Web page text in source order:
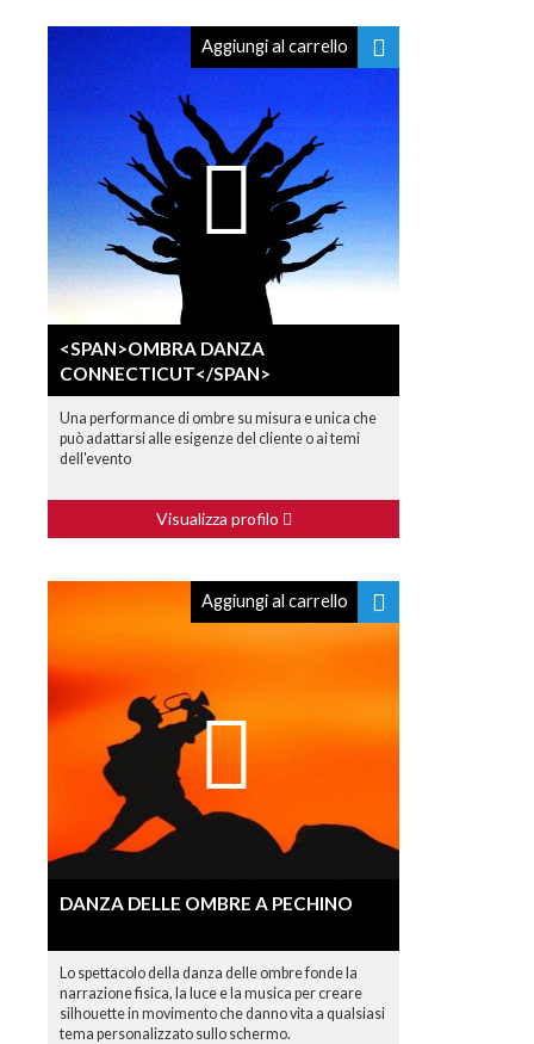
Aggiungi al carrello
<SPAN>OMBRA DANZA
CONNECTICUT</SPAN>
Una performance di ombre su misura e unica che
può adattarsi alle esigenze del cliente o ai temi
dell'evento
Visualizza profilo
Aggiungi al carrello
DANZA DELLE OMBRE A PECHINO
Lo spettacolo della danza delle ombre fonde la
narrazione fisica, la luce e la musica per creare
silhouette in movimento che danno vita a qualsiasi
tema personalizzato sullo schermo.